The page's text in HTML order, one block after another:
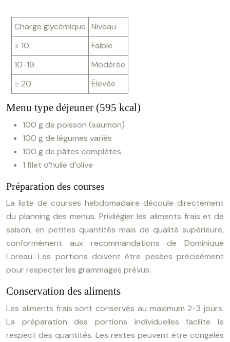
Charge glycémique Niveau
< 10
Faible
10-19
Modérée
≥ 20
Élevée
Menu type déjeuner (595 kcal)
100 g de poisson (saumon)
100 g de légumes variés
100 g de pâtes complètes
1 filet d’huile d’olive
Préparation des courses
La liste de courses hebdomadaire découle directement
du planning des menus. Privilégier les aliments frais et de
saison, en petites quantités mais de qualité supérieure,
conformément aux recommandations de Dominique
Loreau. Les portions doivent être pesées précisément
pour respecter les grammages prévus.
Conservation des aliments
Les aliments frais sont conservés au maximum 2-3 jours.
La préparation des portions individuelles facilite le
respect des quantités. Les restes peuvent être congelés